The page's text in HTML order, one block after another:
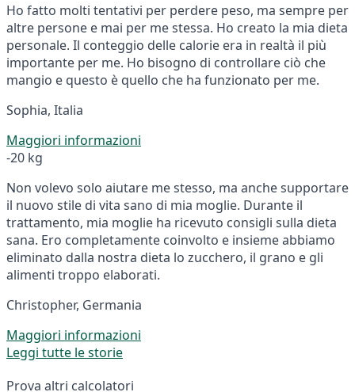
Ho fatto molti tentativi per perdere peso, ma sempre per
altre persone e mai per me stessa. Ho creato la mia dieta
personale. Il conteggio delle calorie era in realtà il più
importante per me. Ho bisogno di controllare ciò che
mangio e questo è quello che ha funzionato per me.
Sophia, Italia
Maggiori informazioni
-20 kg
Non volevo solo aiutare me stesso, ma anche supportare
il nuovo stile di vita sano di mia moglie. Durante il
trattamento, mia moglie ha ricevuto consigli sulla dieta
sana. Ero completamente coinvolto e insieme abbiamo
eliminato dalla nostra dieta lo zucchero, il grano e gli
alimenti troppo elaborati.
Christopher, Germania
Maggiori informazioni
Leggi tutte le storie
Prova altri calcolatori